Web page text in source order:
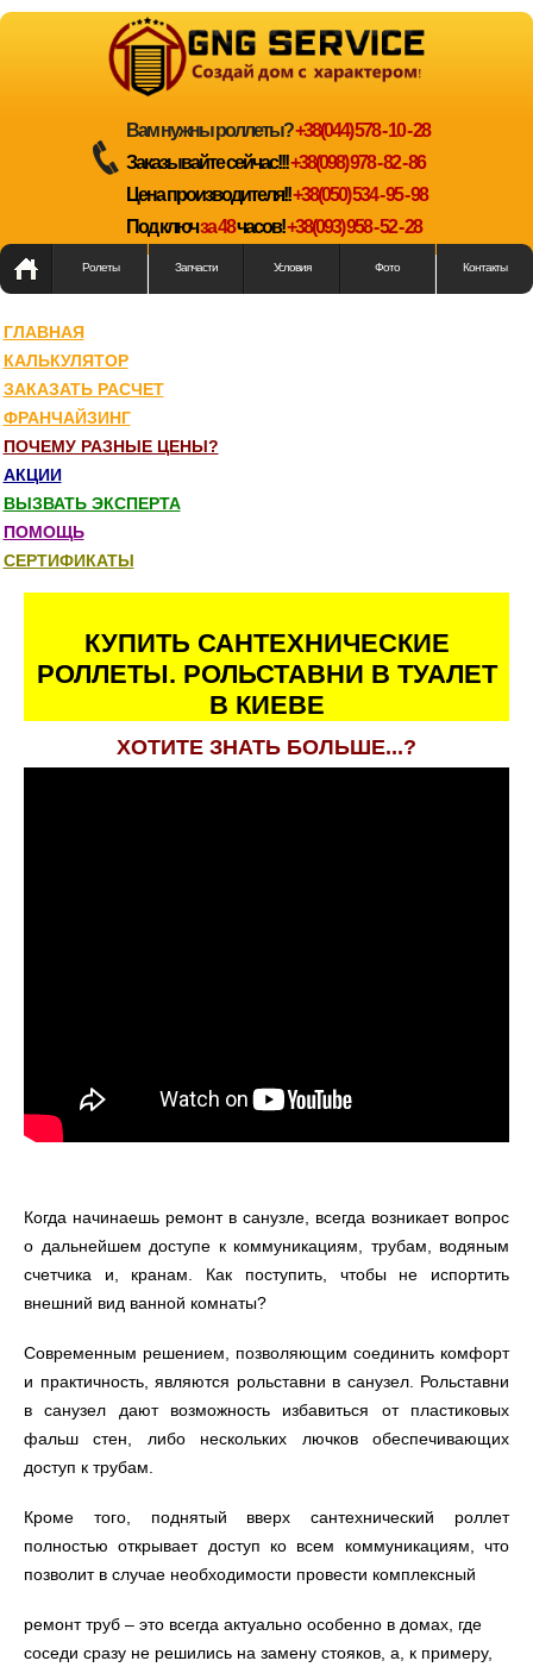
Вам нужны роллеты?+38(044) 578 - 10 - 28
Заказывайте сейчас!!!+38(098) 978 - 82 - 86
Цена производителя!!+38(050) 534 - 95 - 98
Под ключза 48часов!+38(093) 958 - 52 - 28
Ролеты Запчасти Условия Фото Контакты
ГЛАВНАЯ
КАЛЬКУЛЯТОР
ЗАКАЗАТЬ РАСЧЕТ
ФРАНЧАЙЗИНГ
ПОЧЕМУ РАЗНЫЕ ЦЕНЫ?
АКЦИИ
ВЫЗВАТЬ ЭКСПЕРТА
ПОМОЩЬ
СЕРТИФИКАТЫ
КУПИТЬ САНТЕХНИЧЕСКИЕ
РОЛЛЕТЫ. РОЛЬСТАВНИ В ТУАЛЕТ
В КИЕВЕ
ХОТИТЕ ЗНАТЬ БОЛЬШЕ...?
Когда начинаешь ремонт в санузле, всегда возникает вопрос
о дальнейшем доступе к коммуникациям, трубам, водяным
счетчика и, кранам. Как поступить, чтобы не испортить
внешний вид ванной комнаты?
Современным решением, позволяющим соединить комфорт
и практичность, являются рольставни в санузел. Рольставни
в санузел дают возможность избавиться от пластиковых
фальш стен, либо нескольких лючков обеспечивающих
доступ к трубам.
Кроме того, поднятый вверх сантехнический роллет
полностью открывает доступ ко всем коммуникациям, что
позволит в случае необходимости провести комплексный
ремонт труб – это всегда актуально особенно в домах, где
соседи сразу не решились на замену стояков, а, к примеру,